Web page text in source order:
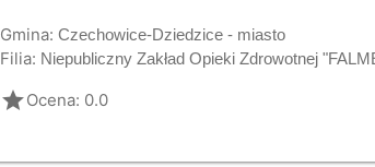
Gmina: Czechowice-Dziedzice - miasto
Filia: Niepubliczny Zakład Opieki Zdrowotnej
gradeOcena: 0.0